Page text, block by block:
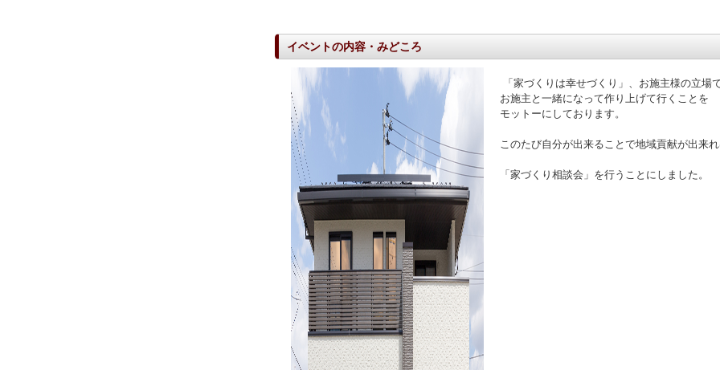
イベントの内容・みどころ
「家づくりは幸せづくり」、お施主様の立場で
お施主と一緒になって作り上げて行くことを
モットーにしてお
このたび自分が出来ることで地域
「家づくり相談会」を行うことにしました。